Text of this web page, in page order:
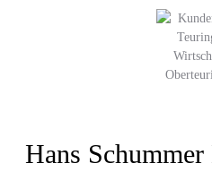
Hans